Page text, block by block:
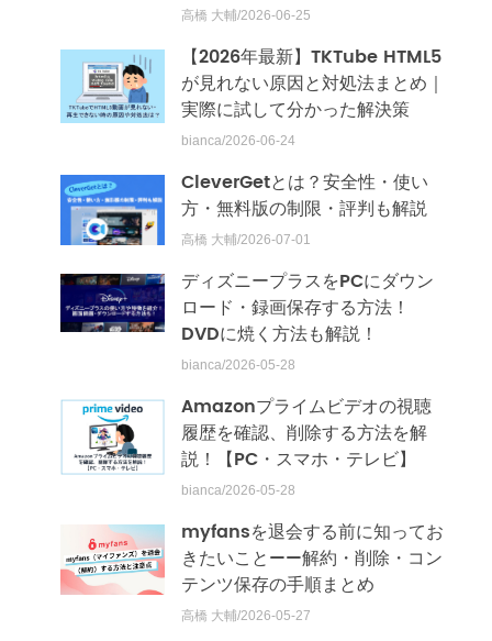
高橋 大輔/2026-06-25
【2026年最新】TKTube HTML5
が見れない原因と対処法まとめ｜
実際に試して分かった解決策
bianca/2026-06-24
CleverGetとは？安全性・使い
方・無料版の制限・評判も解説
高橋 大輔/2026-07-01
ディズニープラスをPCにダウン
ロード・録画保存する方法！
DVDに焼く方法も解説！
bianca/2026-05-28
Amazonプライムビデオの視聴
履歴を確認、削除する方法を解
説！【PC・スマホ・テレビ】
bianca/2026-05-28
myfansを退会する前に知ってお
きたいこと——解約・削除・コン
テンツ保存の手順まとめ
高橋 大輔/2026-05-27